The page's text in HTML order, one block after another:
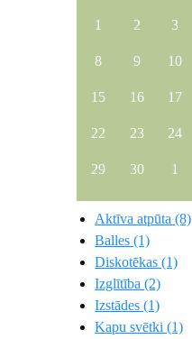
1 2 3
8 9 10
15 16 17
22 23 24
29 30 1
Aktīva atpūta (8)
Balles (1)
Diskotēkas (1)
Izglītība (2)
Izstādes (1)
Kapu svētki (1)